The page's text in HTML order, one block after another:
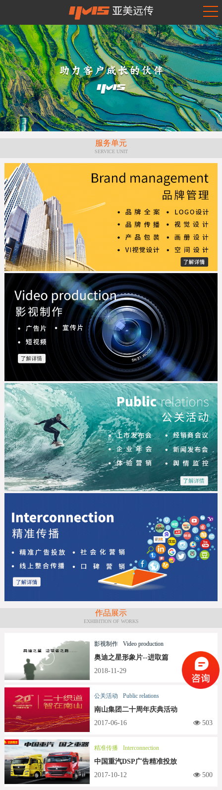
服务单元
SERVICE UNIT
作品展示
EXHIBITION OF WORKS
影视制作 Video production
奥迪之星形象片--进取篇
2018-11-29
509
公关活动 Public relations
南山集团二十周年庆典活动
2017-06-16
503
精准传播 Interconnection
中国重汽DSP广告精准投放
2017-10-12
500